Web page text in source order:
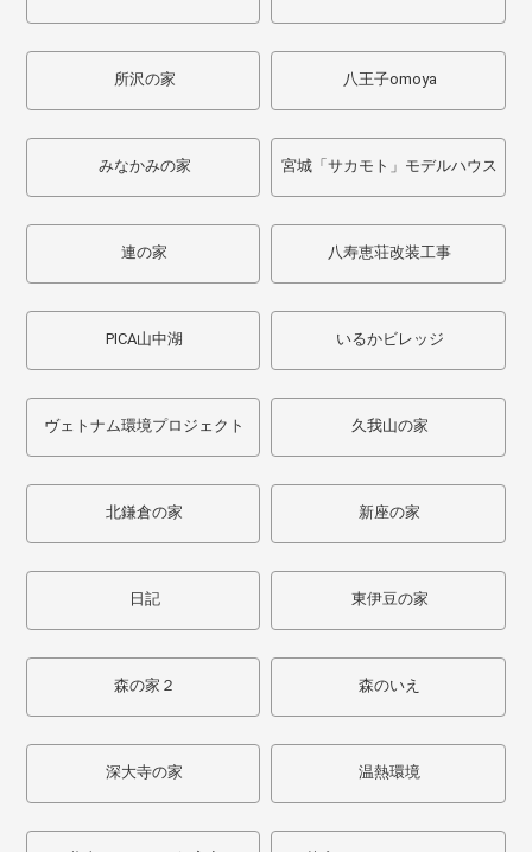
所沢の家 八王子omoya
みなかみの家 宮城「サカモト」モデルハウス
連の家 八寿恵荘改装工事
PICA山中湖 いるかビレッジ
ヴェトナム環境プロジェクト 久我山の家
北鎌倉の家 新座の家
日記 東伊豆の家
森の家２ 森のいえ
深大寺の家 温熱環境